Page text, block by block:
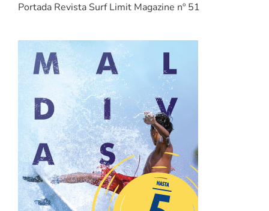
Portada Revista Surf Limit Magazine nº 51